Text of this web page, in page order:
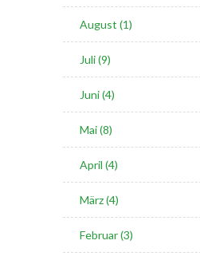
August (1)
Juli (9)
Juni (4)
Mai (8)
April (4)
März (4)
Februar (3)